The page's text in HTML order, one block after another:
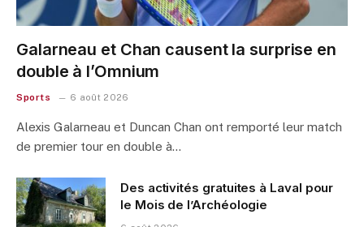
Galarneau et Chan causent la surprise en
double à l’Omnium
Sports 6 août 2026
Alexis Galarneau et Duncan Chan ont remporté leur match
de premier tour en double à…
Des activités gratuites à Laval pour
le Mois de l’Archéologie